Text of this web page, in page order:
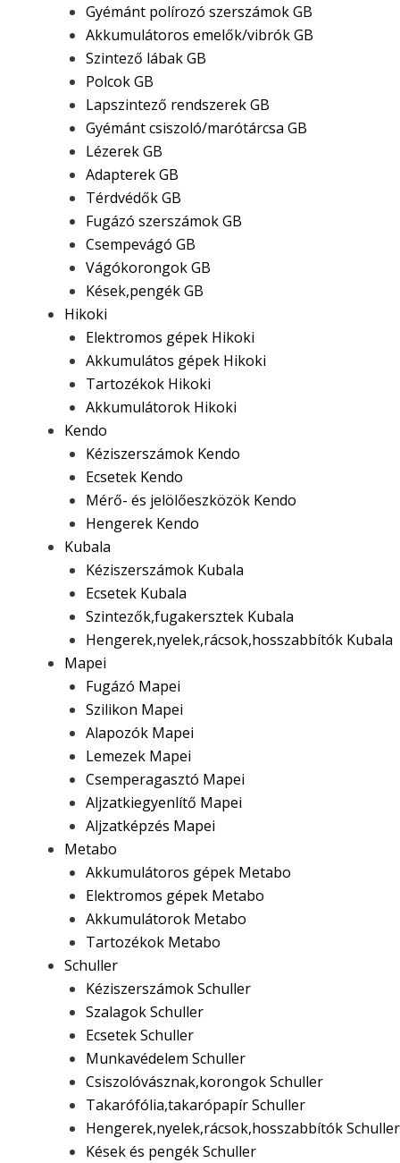
Gyémánt polírozó szerszámok GB
Akkumulátoros emelők/vibrók GB
Szintező lábak GB
Polcok GB
Lapszintező rendszerek GB
Gyémánt csiszoló/marótárcsa GB
Lézerek GB
Adapterek GB
Térdvédők GB
Fugázó szerszámok GB
Csempevágó GB
Vágókorongok GB
Kések,pengék GB
Hikoki
Elektromos gépek Hikoki
Akkumulátos gépek Hikoki
Tartozékok Hikoki
Akkumulátorok Hikoki
Kendo
Kéziszerszámok Kendo
Ecsetek Kendo
Mérő- és jelölőeszközök Kendo
Hengerek Kendo
Kubala
Kéziszerszámok Kubala
Ecsetek Kubala
Szintezők,fugakersztek Kubala
Hengerek,nyelek,rácsok,hosszabbítók Kubala
Mapei
Fugázó Mapei
Szilikon Mapei
Alapozók Mapei
Lemezek Mapei
Csemperagasztó Mapei
Aljzatkiegyenlítő Mapei
Aljzatképzés Mapei
Metabo
Akkumulátoros gépek Metabo
Elektromos gépek Metabo
Akkumulátorok Metabo
Tartozékok Metabo
Schuller
Kéziszerszámok Schuller
Szalagok Schuller
Ecsetek Schuller
Munkavédelem Schuller
Csiszolóvásznak,korongok Schuller
Takarófólia,takarópapír Schuller
Hengerek,nyelek,rácsok,hosszabbítók Schuller
Kések és pengék Schuller